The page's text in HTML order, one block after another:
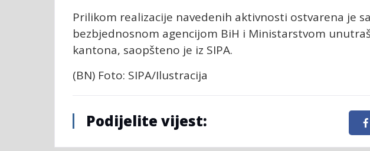
Prilikom realizacije navedenih aktivnosti ostvarena je
bezbjednosnom agencijom BiH i Ministarstvom
kantona, saopšteno je iz SIPA.
(BN) Foto: SIPA/Ilustracija
Podijelite vijest: